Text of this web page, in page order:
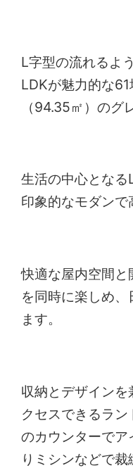
L字型の流れるよ
LDKが魅力的な
（94.35㎡）のグ
生活の中心とな
印象的なモダンで
快適な屋内空間
を同時に楽しめ
ます。
収納とデザイン
クセスできるラ
のカウンターで
りミシンなどで裁